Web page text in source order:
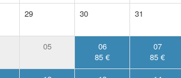
29 30 31
05
06
85 €
07
85 €